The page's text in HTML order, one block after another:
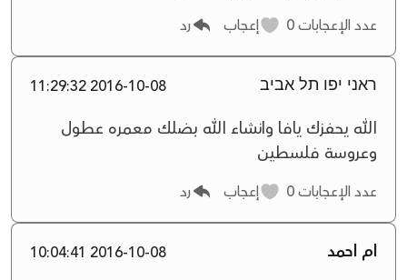
عدد الإعجابات إعجاب رد
ראני יפו תל אביב 2016-10-08 11:29:32
الله يحفزك يافا وانشاء الله بضلك معمره عطول
وعروسة فلسطين
عدد الإعجابات إعجاب رد
ام احمد 2016-10-08 10:04:41